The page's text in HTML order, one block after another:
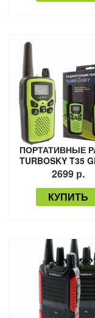
ПОРТАТИВНЫЕ
TURBOSKY T35
2699 р.
КУПИТЬ